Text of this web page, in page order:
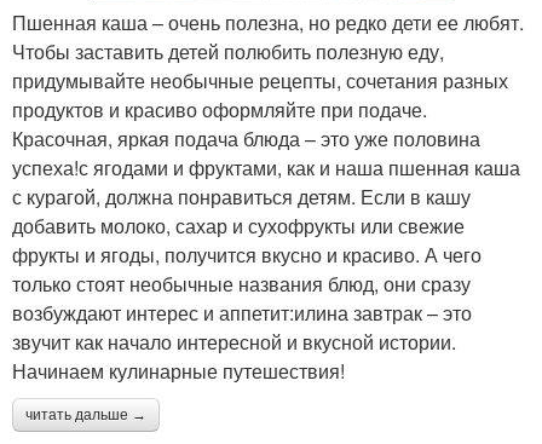
Пшенная каша – очень полезна, но редко дети ее любят.
Чтобы заставить детей полюбить полезную еду,
придумывайте необычные рецепты, сочетания разных
продуктов и красиво оформляйте при подаче.
Красочная, яркая подача блюда – это уже половина
успеха!с ягодами и фруктами, как и наша пшенная каша
с курагой, должна понравиться детям. Если в кашу
добавить молоко, сахар и сухофрукты или свежие
фрукты и ягоды, получится вкусно и красиво. А чего
только стоят необычные названия блюд, они сразу
возбуждают интерес и аппетит:илина завтрак – это
звучит как начало интересной и вкусной истории.
Начинаем кулинарные путешествия!
читать дальше →